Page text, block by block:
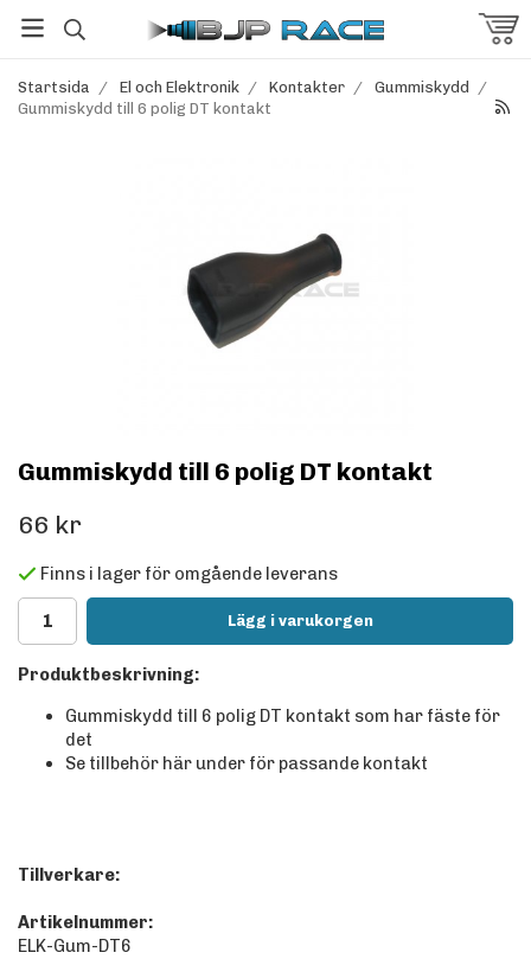
Startsida / El och Elektronik / Kontakter / Gummiskydd
/
Gummiskydd till 6 polig DT kontakt
Gummiskydd till 6 polig DT kontakt
66 kr
Finns i lager för omgående leverans
Lägg i varukorgen
Produktbeskrivning:
Gummiskydd till 6 polig DT kontakt som har fäste för
det
Se tillbehör här under för passande kontakt
Tillverkare:
Artikelnummer:
ELK-Gum-DT6